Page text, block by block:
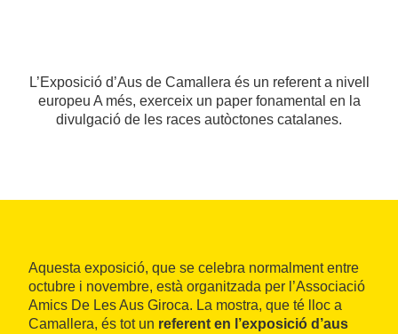
L’Exposició d’Aus de Camallera és un referent a nivell
europeu A més, exerceix un paper fonamental en la
divulgació de les races autòctones catalanes.
Aquesta exposició, que se celebra normalment entre
octubre i novembre, està organitzada per l’Associació
Amics De Les Aus Giroca. La mostra, que té lloc a
Camallera, és tot un referent en l’exposició d’aus